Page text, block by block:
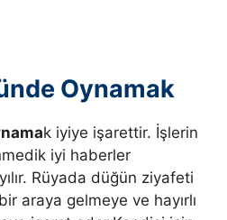
Oynamak
k iyiye işarettir. İşlerin
iyi haberler
Rüyada düğün ziyafeti
araya gelmeye ve hayırlı